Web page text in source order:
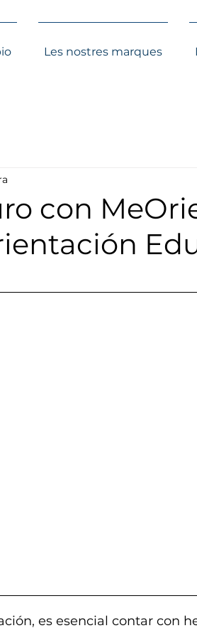
Les nostres marques
con
es esencial contar con